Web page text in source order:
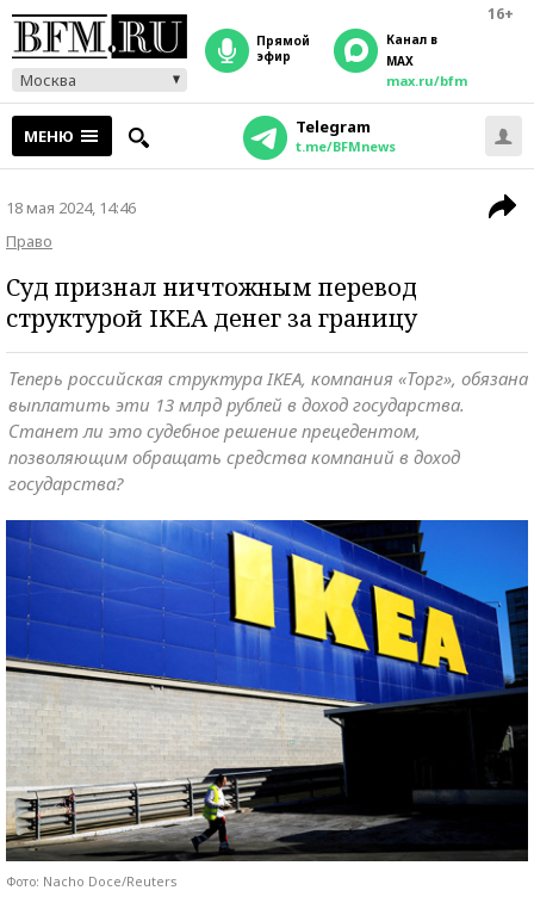
16+
Москва
прямой
эфир
Канал в
MAX
max.ru/bfm
МЕНЮ Telegram
t.me/BFMnews
18 мая 2024, 14:46
Право
Суд признал ничтожным перевод
структурой IKEA денег за границу
Теперь российская структура IKEA, компания «Торг», обязана
выплатить эти 13 млрд рублей в доход государства.
Станет ли это судебное решение прецедентом,
позволяющим обращать средства компаний в доход
государства?
Фото: Nacho Doce/Reuters